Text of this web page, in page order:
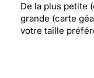
De la plus petite
grande (carte
votre taille